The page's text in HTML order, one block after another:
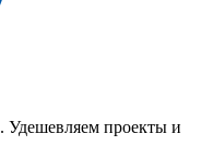
. Удешевляем проекты и